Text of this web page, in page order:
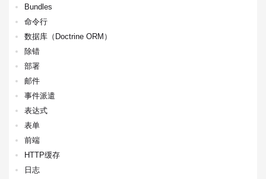
Bundles
命令行
数据库（Doctrine ORM）
除错
部署
邮件
事件派遣
表达式
表单
前端
HTTP缓存
日志